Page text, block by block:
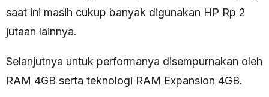
saat ini masih cukup banyak digunakan HP Rp 2
jutaan lainnya.
Selanjutnya untuk performanya disempurnakan oleh
RAM 4GB serta teknologi RAM Expansion 4GB.